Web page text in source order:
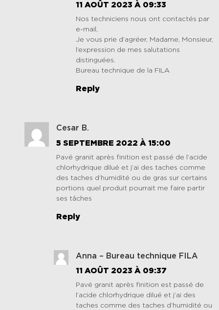
11 AOÛT 2023 À 09:33
Nos techniciens nous ont contactés par
e-mail,
Je vous prie d’agréer, Madame, Monsieur,
l’expression de mes salutations
distinguées.
Bureau technique de la FILA
Reply
Cesar B.
5 SEPTEMBRE 2022 À 15:00
Pavé granit après finition est passé de l’acide
chlorhydrique dilué et j’ai des taches comme
des taches d’humidité ou de gras sur certains
portions quel produit pourrait me faire partir
ses tâches
Reply
Anna – Bureau technique FILA
11 AOÛT 2023 À 09:37
Pavé granit après finition est passé de
l’acide chlorhydrique dilué et j’ai des
taches comme des taches d’humidité ou